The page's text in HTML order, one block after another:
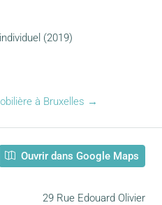
(2019)
à Bruxelles →
Ouvrir dans Google Maps
29 Rue Edouard Olivier